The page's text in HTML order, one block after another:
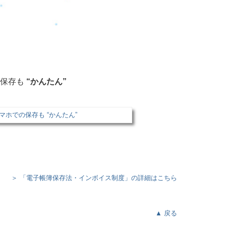
存も “かんたん”
＞ 「電子帳簿保存法・インボイス制度」の詳細はこちら
▲ 戻る